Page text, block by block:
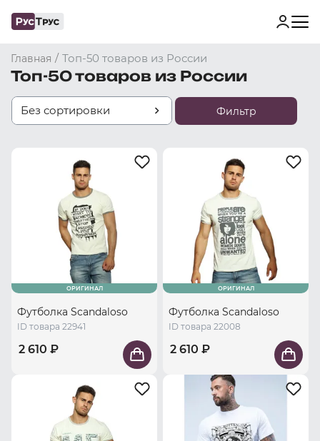
Главная / Топ-50 товаров из России
Топ-50 товаров из России
Без сортировки Фильтр
ОРИГИНАЛ
Футболка Scandaloso
ID товара 22941
2 610 ₽
ОРИГИНАЛ
Футболка Scandaloso
ID товара 22008
2 610 ₽